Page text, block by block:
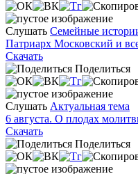
Слушать Семейные
Патриарх Московский и
Скачать
Поделиться
Слушать Актуальная тема
6 августа. О плодах
Скачать
Поделиться